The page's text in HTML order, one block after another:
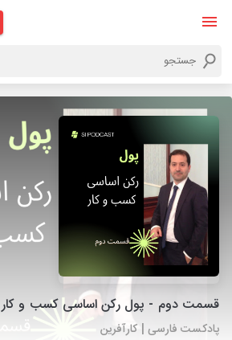
قسمت دوم - پول رکن اساسی کسب و کار
پادکست فارسی | کارآفرین